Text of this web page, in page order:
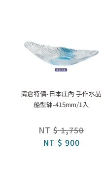
清倉特價-日本庄內 手作水晶
船型缽-415mm/1入
NT $ 1,750
NT $ 900